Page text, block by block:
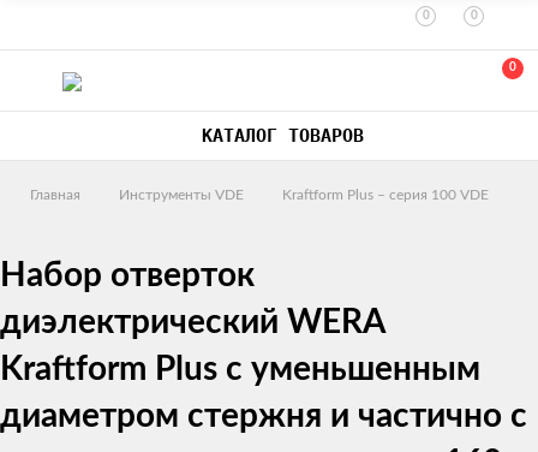
0 0
0
КАТАЛОГ ТОВАРОВ
Главная Инструменты VDE Kraftform Plus – серия 100 VDE
Набор отверток
диэлектрический WERA
Kraftform Plus с уменьшенным
диаметром стержня и частично с